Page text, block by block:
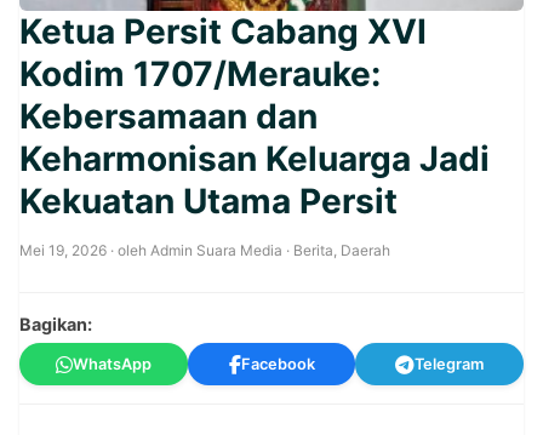
Ketua Persit Cabang XVI
Kodim 1707/Merauke:
Kebersamaan dan
Keharmonisan Keluarga Jadi
Kekuatan Utama Persit
Mei 19, 2026 · oleh Admin Suara Media · Berita, Daerah
Bagikan:
WhatsApp Facebook Telegram